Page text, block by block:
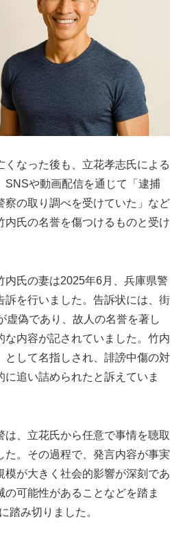
くなった後も、立花孝志氏による
SNSや動画配信を通じて「逮捕
察の取り調べを受けていた」など
内氏の名誉を傷つけるものと受け
内氏の妻は2025年6月、兵庫県警
訴を行いました。告訴状には、街
虚偽であり、故人の名誉を著し
な内容が記されていました。竹内
として名指しされ、誹謗中傷の対
追い詰められたと訴えていま
は、立花氏から任意で事情を聴取
た。その過程で、発言内容が事実
模が大きく社会的影響が深刻であ
の可能性があることなどを踏ま
踏み切りました。